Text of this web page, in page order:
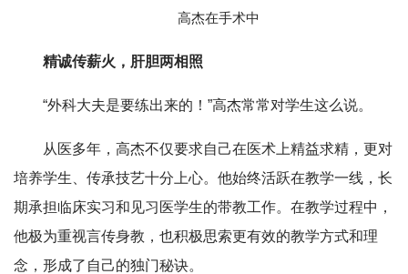
高杰在手术中
精诚传薪火，肝胆两相照
“外科大夫是要练出来的！”高杰常常对学生这么说。
从医多年，高杰不仅要求自己在医术上精益求精，更对
培养学生、传承技艺十分上心。他始终活跃在教学一线，长
期承担临床实习和见习医学生的带教工作。在教学过程中，
他极为重视言传身教，也积极思索更有效的教学方式和理
念，形成了自己的独门秘诀。